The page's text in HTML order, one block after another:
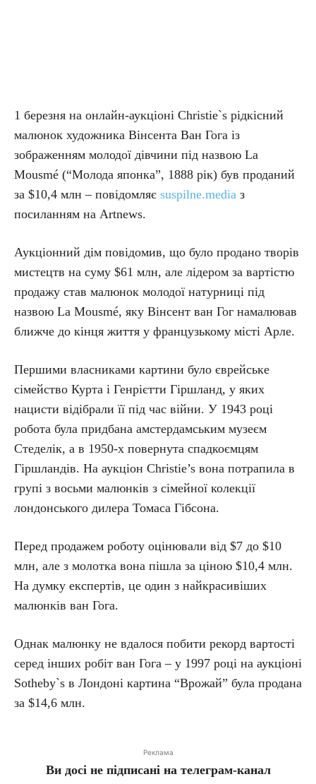
1 березня на онлайн-аукціоні Christie`s рідкісний
малюнок художника Вінсента Ван Гога із
зображенням молодої дівчини під назвою La
Mousmé (“Молода японка”, 1888 рік) був проданий
за $10,4 млн – повідомляє suspilne.media з
посиланням на Artnews.
Аукціонний дім повідомив, що було продано творів
мистецтв на суму $61 млн, але лідером за вартістю
продажу став малюнок молодої натурниці під
назвою La Mousmé, яку Вінсент ван Гог намалював
ближче до кінця життя у французькому місті Арле.
Першими власниками картини було єврейське
сімейство Курта і Генрієтти Гіршланд, у яких
нацисти відібрали її під час війни. У 1943 році
робота була придбана амстердамським музеєм
Стеделік, а в 1950-х повернута спадкоємцям
Гіршландів. На аукціон Christie’s вона потрапила в
групі з восьми малюнків з сімейної колекції
лондонського дилера Томаса Гібсона.
Перед продажем роботу оцінювали від $7 до $10
млн, але з молотка вона пішла за ціною $10,4 млн.
На думку експертів, це один з найкрасивіших
малюнків ван Гога.
Однак малюнку не вдалося побити рекорд вартості
серед інших робіт ван Гога – у 1997 році на аукціоні
Sotheby`s в Лондоні картина “Врожай” була продана
за $14,6 млн.
Реклама
Ви досі не підписані на телеграм-канал